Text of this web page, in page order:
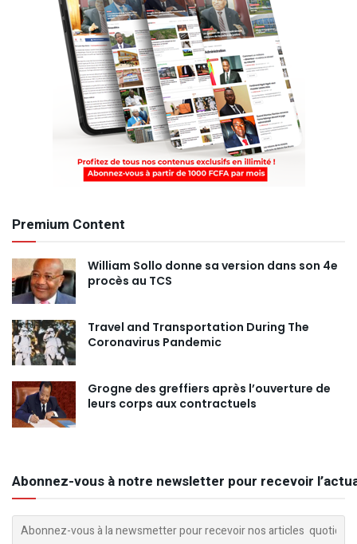
Premium Content
William Sollo donne sa version dans son 4e
procès au TCS
Travel and Transportation During The
Coronavirus Pandemic
Grogne des greffiers après l’ouverture de
leurs corps aux contractuels
Abonnez-vous à notre newsletter pour recevoir